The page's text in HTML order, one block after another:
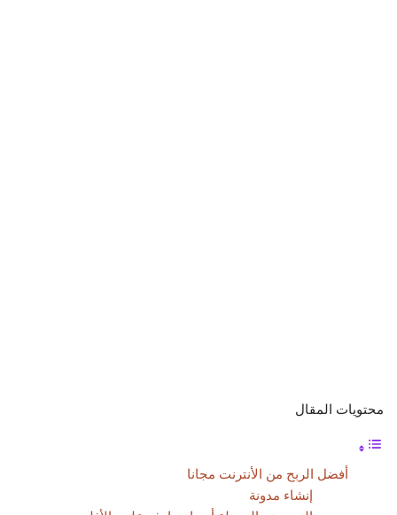
محتويات المقال
أفضل الربح من الأنترنت مجانا
إنشاء مدونة